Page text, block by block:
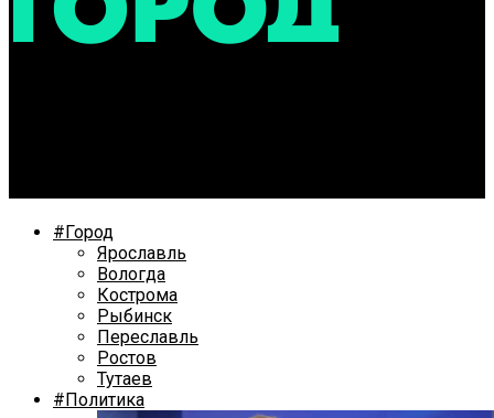
#Город
Ярославль
Вологда
Кострома
Рыбинск
Переславль
Ростов
Тутаев
#Политика